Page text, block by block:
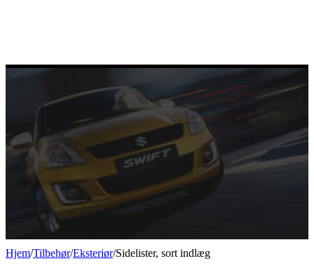
Hjem/Tilbehør/Eksteriør/Sidelister, sort indlæg